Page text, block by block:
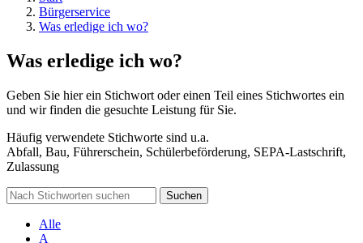
Bürgerservice
Was erledige ich wo?
Was erledige ich wo?
Geben Sie hier ein Stichwort oder einen Teil eines Stichwortes ein
und wir finden die gesuchte Leistung für Sie.
Häufig verwendete Stichworte sind u.a.
Abfall, Bau, Führerschein, Schülerbeförderung, SEPA-Lastschrift,
Zulassung
Suchen
Alle
A